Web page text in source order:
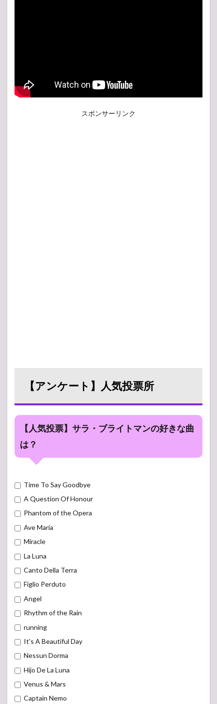
スポンサーリンク
【アンケート】人気投票所
【人気投票】サラ・ブライトマンの好きな曲
は？
Time To Say Goodbye
A Question Of Honour
Phantom of the Opera
Ave Maria
Miracle
La Luna
Canto Della Terra
Figlio Perduto
Angel
Rhythm of the Rain
running
It's A Beautiful Day
Nessun Dorma
Hijo De La Luna
Venus & Mars
Captain Nemo